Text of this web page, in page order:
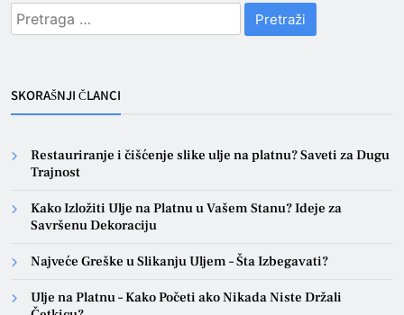
Pretraga
za:
SKORAŠNJI ČLANCI
Restauriranje i čišćenje slike ulje na platnu? Saveti za Dugu
Trajnost
Kako Izložiti Ulje na Platnu u Vašem Stanu? Ideje za
Savršenu Dekoraciju
Najveće Greške u Slikanju Uljem – Šta Izbegavati?
Ulje na Platnu – Kako Početi ako Nikada Niste Držali